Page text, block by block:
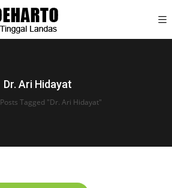
Dr. Ari Hidayat
Posts Tagged "Dr. Ari Hidayat"